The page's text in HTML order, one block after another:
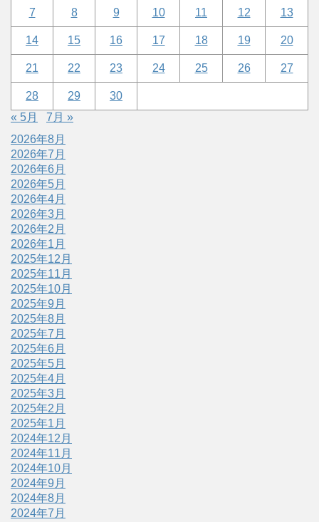
7 8 9 10 11 12 13
14 15 16 17 18 19 20
21 22 23 24 25 26 27
28 29
30
« 5月
7月 »
2026年8月
2026年7月
2026年6月
2026年5月
2026年4月
2026年3月
2026年2月
2026年1月
2025年12月
2025年11月
2025年10月
2025年9月
2025年8月
2025年7月
2025年6月
2025年5月
2025年4月
2025年3月
2025年2月
2025年1月
2024年12月
2024年11月
2024年10月
2024年9月
2024年8月
2024年7月